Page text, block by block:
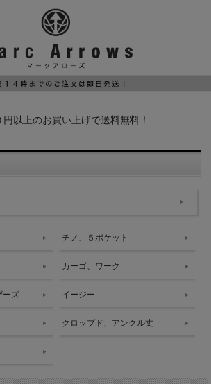
円以上のお買い上げで送料無料！
ーズ
チノ、５ポケット
カーゴ、ワーク
イージー
クロップド、アンクル丈